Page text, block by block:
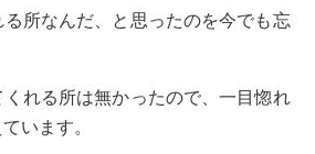
所なんだ、と思ったのを今でも忘
れる所は無かったので、一目惚れ
います。